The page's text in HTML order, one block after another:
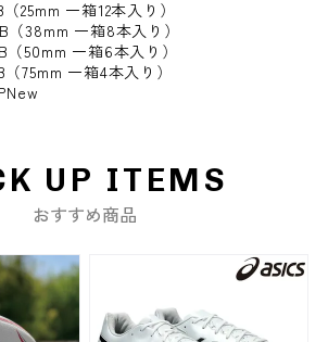
25mm 一箱12本入り）
38mm 一箱8本入り）
50mm 一箱6本入り）
75mm 一箱4本入り）
UP ITEMS
おすすめ商品